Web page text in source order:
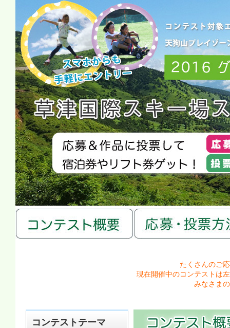
たくさんのご
現在開催中のコンテストは
みなさま
コンテストテーマ